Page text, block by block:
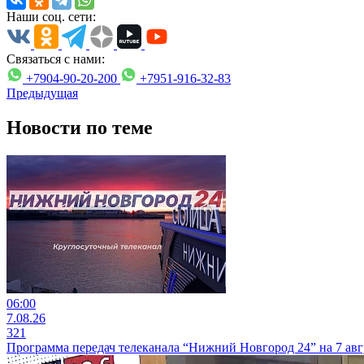
Наши соц. сети:
Связаться с нами:
+7904-90-20-200
+7951-916-32-83
Предыдущая
Новости по теме
06:00
7.08.26
321
Программа передач телеканала “Нижний Новгород 24” на 7